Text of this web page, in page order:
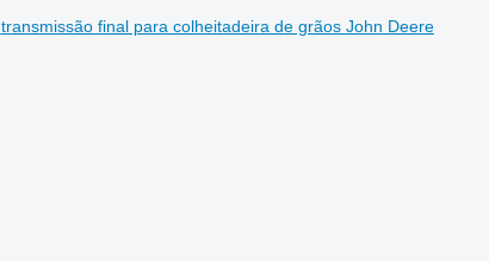
transmissão final para colheitadeira de grãos John Deere